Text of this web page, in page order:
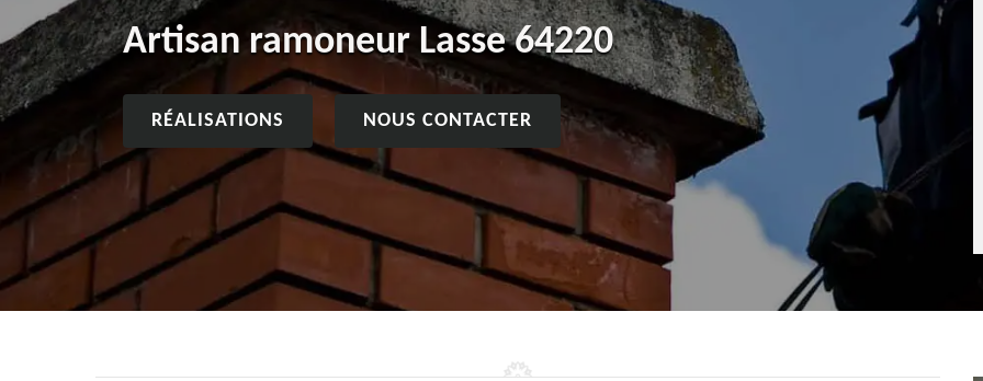
Artisan ramoneur Lasse 64220
RÉALISATIONS NOUS CONTACTER